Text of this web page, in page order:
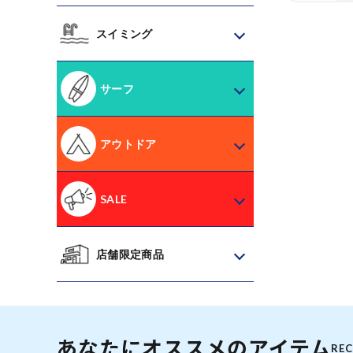
スイミング
サーフ
アウトドア
SALE
店舗限定商品